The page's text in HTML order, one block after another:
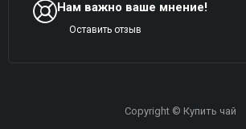
Нам важно ваше мнение!
Оставить отзыв
Copyright © Купить чай